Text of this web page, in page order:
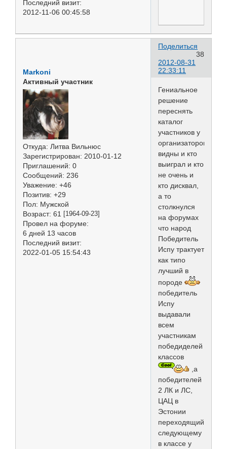
Последний визит:
2012-11-06 00:45:58
Поделиться
38
2012-08-31
22:33:11
Markoni
Активный участник
Откуда: Литва Вильнюс
Зарегистрирован: 2010-01-12
Приглашений: 0
Сообщений: 236
Уважение: +46
Позитив: +29
Пол: Мужской
Возраст: 61 [1964-09-23]
Провел на форуме:
6 дней 13 часов
Последний визит:
2022-01-05 15:54:43
Гениальное
решение
переснять
каталог
участников у
организаторов,там
видны и кто
выиграл и кто
не очень и
кто дисквал,
а то
столкнулся
на форумах
что народ
Победитель
Испу трактует
как типо
лучший в
породе
победитель
Испу
выдавали
всем
участникам
победиделей
классов
,а
победителей
2 ЛК и ЛС,
ЦАЦ в
Эстонии
переходящий
следующему
в классе у